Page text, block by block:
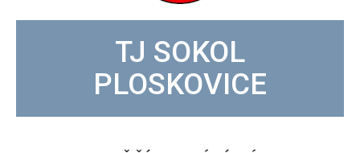
TJ SOKOL
PLOSKOVICE